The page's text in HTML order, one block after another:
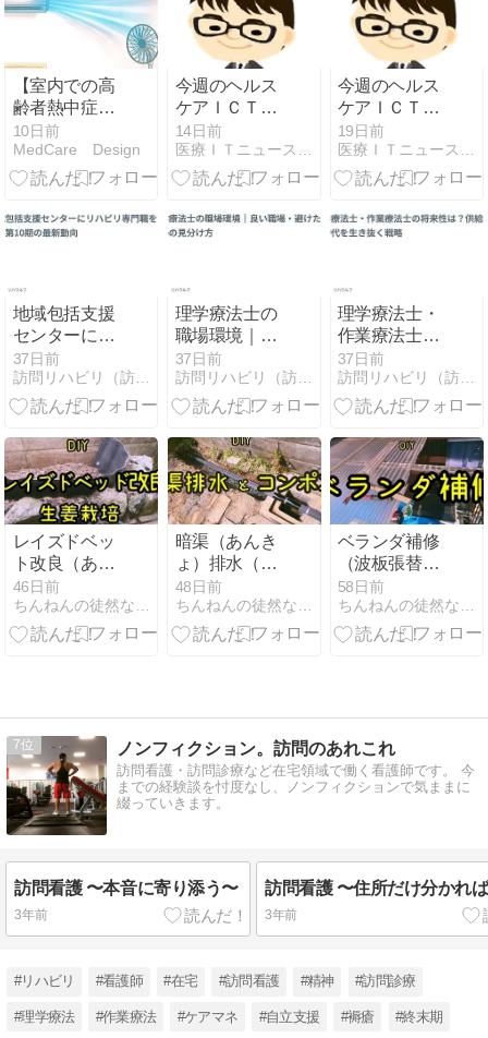
処方とは
生活を支える
理由
【室内での高
齢者熱中症】
を防ぐ、訪問
リハビリで気
をつけている
ト
10日前
MedCare Design
今週のヘルス
ケアＩＣＴニ
ュース、医療
ＩＣＴニュー
ス
14日前
今週のヘルス
ケアＩＣＴニ
ュース、医療
ＩＣＴニュー
ス
19日前
地域包括支援
センターにリ
ハビリ専門職
を配置｜第10
期の最新動向
37日前
訪問リハビリ（訪問看護）情報サイト
理学療法士の
職場環境｜良
い職場・避け
たい職場の見
分け方
37日前
訪問リハビリ（訪問看護）情報サイト
理学療法士・
作業療法士の
将来性は？供
給過剰時代を
生き抜く戦略
37日前
訪問リハビリ（訪問看護）情報サイト
レイズドベッ
ト改良（あぜ
板）⇒ 生姜栽
培
46日前
暗渠（あんき
ょ）排水（ミ
ツバ・ドレ
ン）⇒ コンポ
スト自作
48日前
ベランダ補修
（波板張替
え・防水）
58日前
7 ノンフィクション。訪問のあれこれ
訪問看護・訪問診療など在宅領域で働く看護師です。 今
までの経験談を忖度なし、ノンフィクションで気ままに
綴っていきます。
訪問看護 〜本音に寄り添う〜
3年前
訪問看護 〜住所だけ分かれ
3年前
#リハビリ #看護師 #在宅 #訪問看護 #精神 #訪問診療
#理学療法 #作業療法 #ケアマネ #自立支援 #褥瘡 #終末期